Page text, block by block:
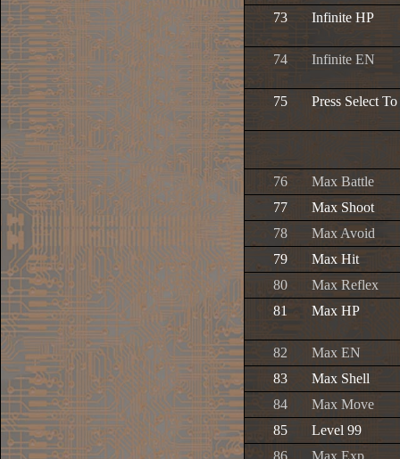
73
Infinite HP
74 Infinite EN
75 Press Select
76
Max Battle
77
Max Shoot
78
Max Avoid
79
Max Hit
80
Max Reflex
81
Max HP
82
Max EN
83
Max Shell
84
Max Move
85
Level 99
86
Max Exp